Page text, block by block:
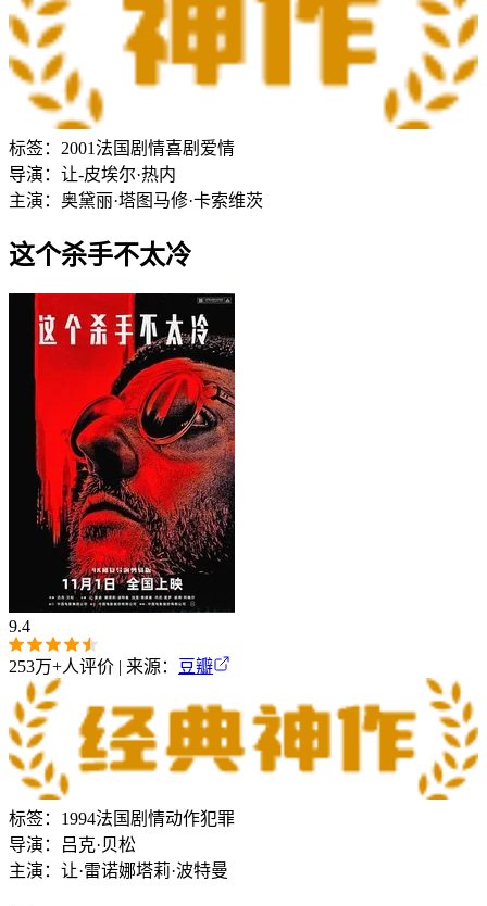
标签： 2001法国 剧情喜剧 爱情
导演： 让-皮埃尔·热内
主演： 奥黛丽·塔图 马修·卡索维茨
这个杀手不太冷
9.4
253万+人评价 | 来源： 豆瓣
标签： 1994法国 剧情动作犯罪
导演：
吕克·贝松
主演： 让·雷诺娜塔莉·波特曼